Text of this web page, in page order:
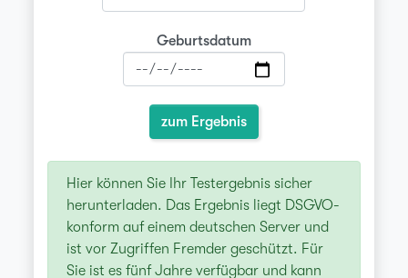
Geburtsdatum
zum Ergebnis
Hier können Sie Ihr Testergebnis sicher
herunterladen. Das Ergebnis liegt DSGVO-
konform auf einem deutschen Server und
ist vor Zugriffen Fremder geschützt. Für
Sie ist es fünf Jahre verfügbar und kann